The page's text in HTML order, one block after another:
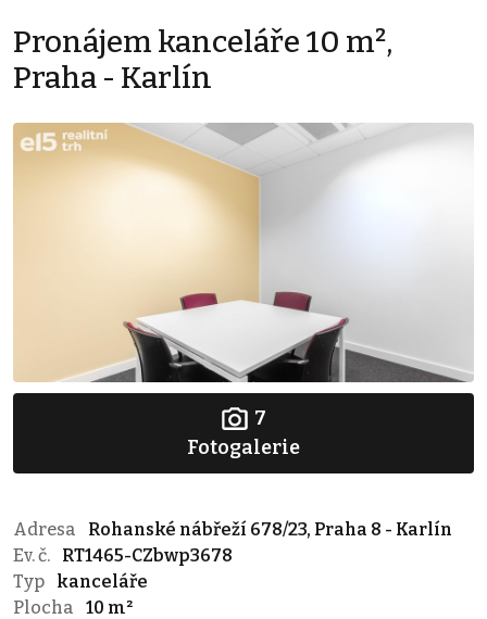
Pronájem kanceláře 10 m²,
Praha - Karlín
7
Fotogalerie
Adresa
Rohanské nábřeží 678/23, Praha 8 - Karlín
Ev. č.
RT1465-CZbwp3678
Typ
kanceláře
Plocha
10 m²